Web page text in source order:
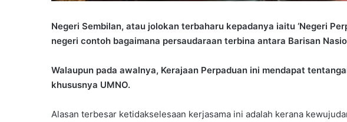
Negeri Sembilan, atau jolokan terbaharu kepadanya iaitu ‘Negeri
negeri contoh bagaimana persaudaraan terbina antara Barisan
Walaupun pada awalnya, Kerajaan Perpaduan ini mendapat
khususnya UMNO.
Alasan terbesar ketidakselesaan kerjasama ini adalah kerana